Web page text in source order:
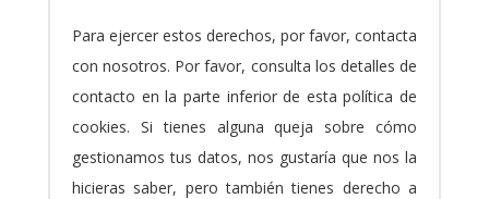
Para ejercer estos derechos, por favor, contacta
con nosotros. Por favor, consulta los detalles de
contacto en la parte inferior de esta política de
cookies. Si tienes alguna queja sobre cómo
gestionamos tus datos, nos gustaría que nos la
hicieras saber, pero también tienes derecho a